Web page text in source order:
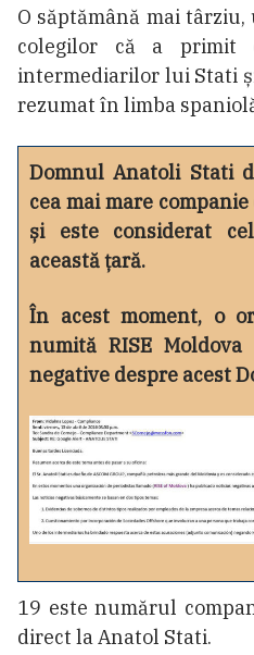
O săptămână mai
colegilor că a primit
intermediarilor lui Stati
rezumat în limba
Domnul Anatoli Stati
cea mai mare
și este considerat
această țară.
În acest moment, o
numită RISE
negative despre acest
19 este numărul
direct la Anatol Stati.